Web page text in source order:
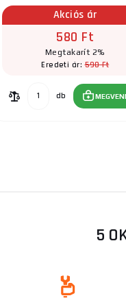
Akciós ár
580 Ft
Megtakarít 2%
Eredeti ár:590 Ft
db
5